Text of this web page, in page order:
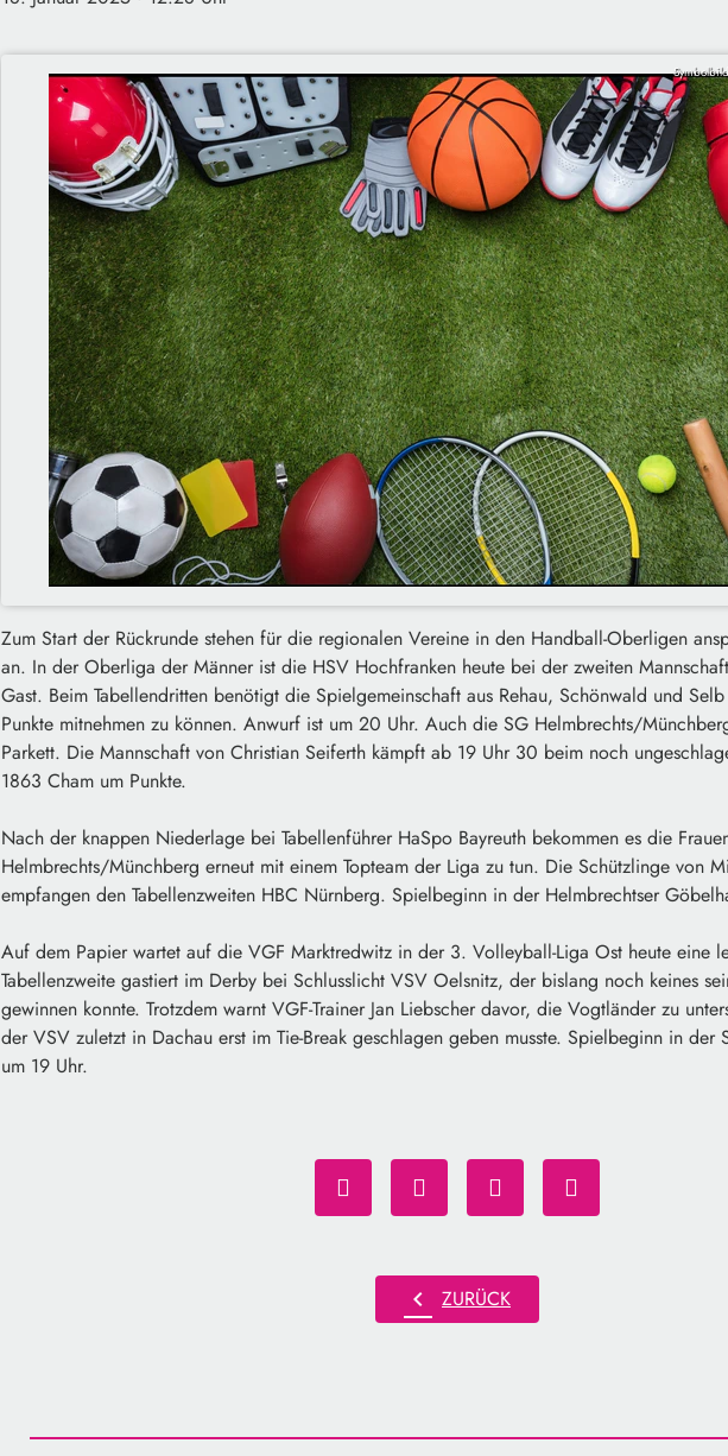
Zum Start der Rückrunde stehen für die regionalen Vereine in den Handball-Oberligen
an. In der Oberliga der Männer ist die HSV Hochfranken heute bei der zweiten
Gast. Beim Tabellendritten benötigt die Spielgemeinschaft aus Rehau, Schönwald und
Punkte mitnehmen zu können. Anwurf ist um 20 Uhr. Auch die SG Helmbrechts/
Parkett. Die Mannschaft von Christian Seiferth kämpft ab 19 Uhr 30 beim noch
1863 Cham um Punkte.
Nach der knappen Niederlage bei Tabellenführer HaSpo Bayreuth bekommen es die
Helmbrechts/Münchberg erneut mit einem Topteam der Liga zu tun. Die Schützlinge von
empfangen den Tabellenzweiten HBC Nürnberg. Spielbeginn in der Helmbrechtser
Auf dem Papier wartet auf die VGF Marktredwitz in der 3. Volleyball-Liga Ost heute eine
Tabellenzweite gastiert im Derby bei Schlusslicht VSV Oelsnitz, der bislang noch keines
gewinnen konnte. Trotzdem warnt VGF-Trainer Jan Liebscher davor, die Vogtländer zu
der VSV zuletzt in Dachau erst im Tie-Break geschlagen geben musste. Spielbeginn in der
um 19 Uhr.
chevron_left ZURÜCK